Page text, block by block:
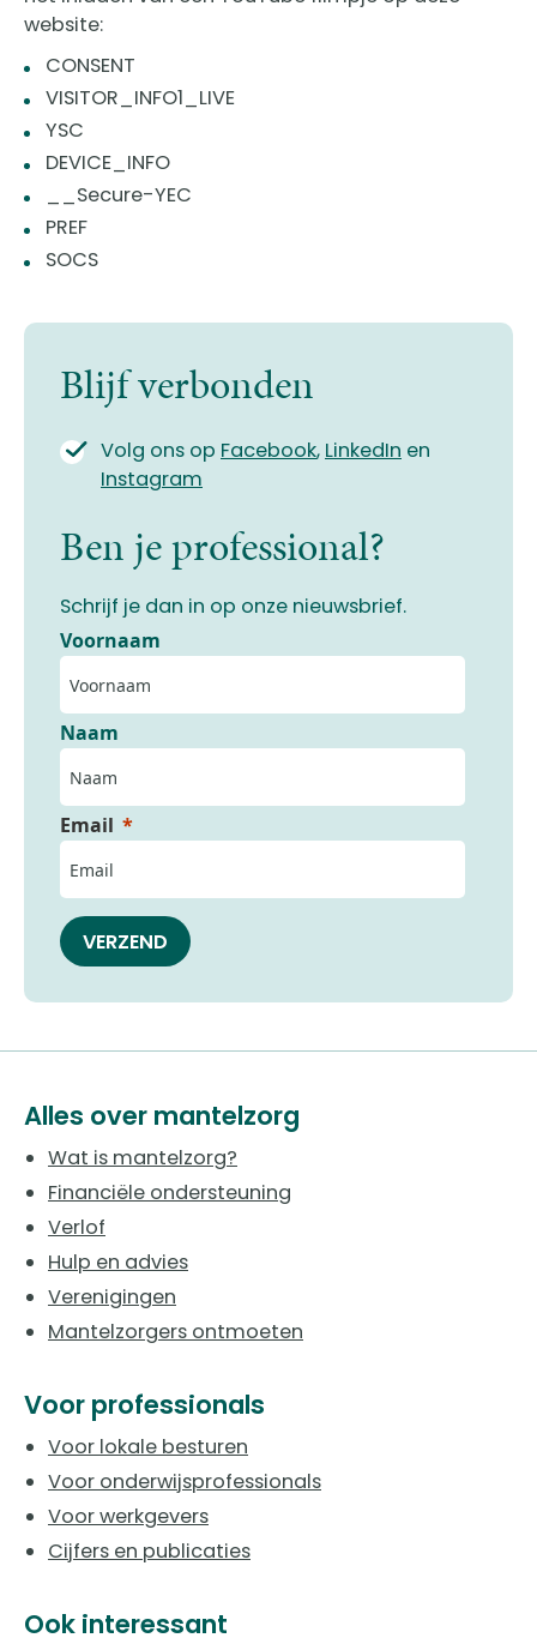
website:
CONSENT
VISITOR_INFO1_LIVE
YSC
DEVICE_INFO
__Secure-YEC
PREF
SOCS
Blijf verbonden
Volg ons op Facebook, LinkedIn en
Instagram
Ben je professional?
Schrijf je dan in op onze nieuwsbrief.
Voornaam
Naam
Email
VERZEND
Alles over mantelzorg
Wat is mantelzorg?
Financiële ondersteuning
Verlof
Hulp en advies
Verenigingen
Mantelzorgers ontmoeten
Voor professionals
Voor lokale besturen
Voor onderwijsprofessionals
Voor werkgevers
Cijfers en publicaties
Ook interessant